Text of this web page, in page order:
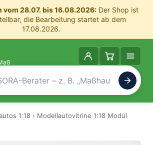
vom 28.07. bis 16.08.2026: Der Shop ist
die Bearbeitung startet ab dem
17.08.2026.
1:18 › Modellautovitrine 1:18 Modul